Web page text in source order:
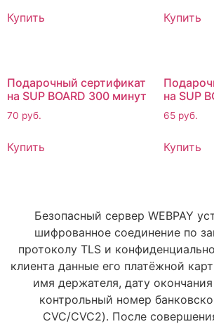
Купить Купить
Подарочный сертификат
на SUP BOARD 300 минут
70 руб.
Купить
на SUP
65 руб.
Купить
Безопасный сервер WEBPAY
шифрованное соединение по
протоколу TLS и
клиента данные его платёжной
имя держателя, дату
контрольный номер
CVC/CVC2). После